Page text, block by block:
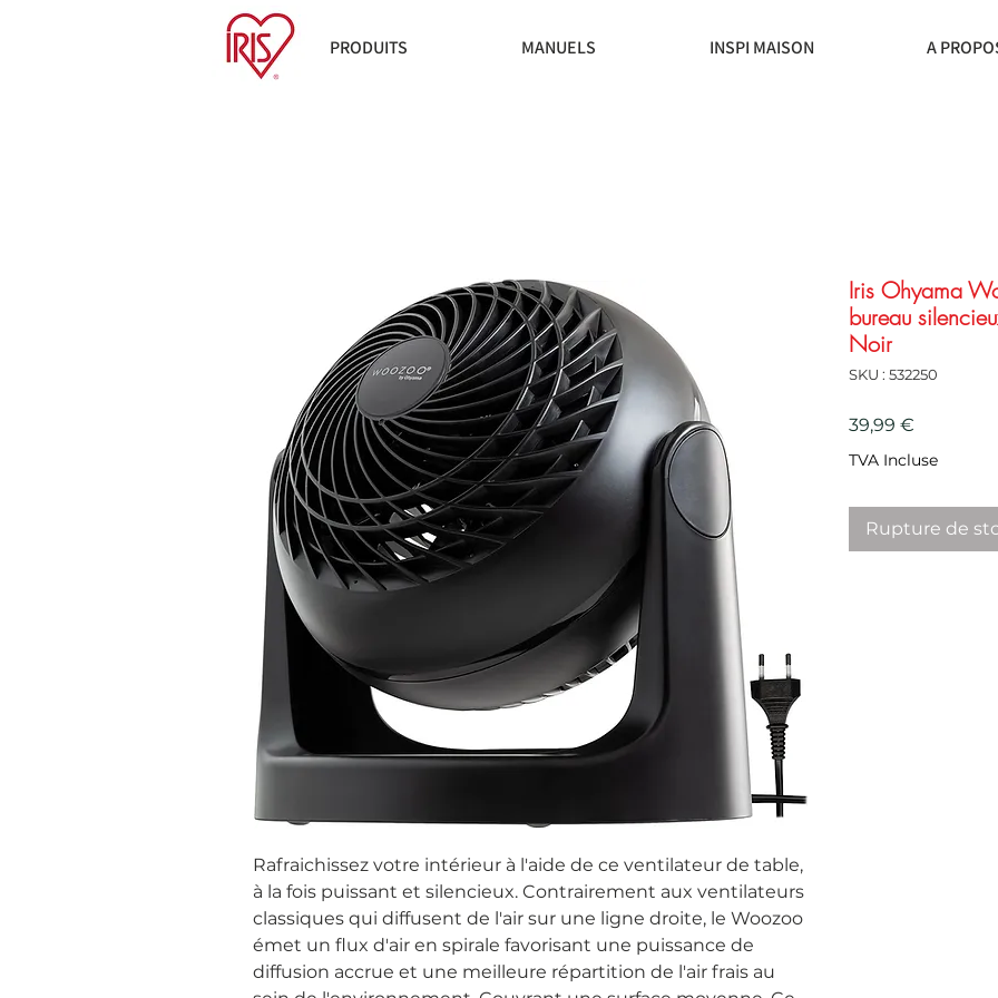
PRODUITS MANUELS INSPI MAISON A
Rafraichissez votre intérieur à l'aide de ce ventilateur de table,
à la fois puissant et silencieux. Contrairement aux ventilateurs
classiques qui diffusent de l'air sur une ligne droite, le Woozoo
émet un flux d'air en spirale favorisant une puissance de
diffusion accrue et une meilleure répartition de l'air frais au
Iris Ohyama
bureau
Noir
SKU : 532250
39,99 €
TVA Incluse
Rupture de